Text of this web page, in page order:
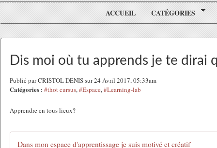
ACCUEIL CATÉGORIES
Dis moi où tu apprends je te dirai
Publié par CRISTOL DENIS sur 24 Avril 2017, 05:33am
Catégories : #thot cursus,#Espace,#Learning-lab
Apprendre en tous lieux?
Dans mon espace d'apprentissage je suis motivé et créatif